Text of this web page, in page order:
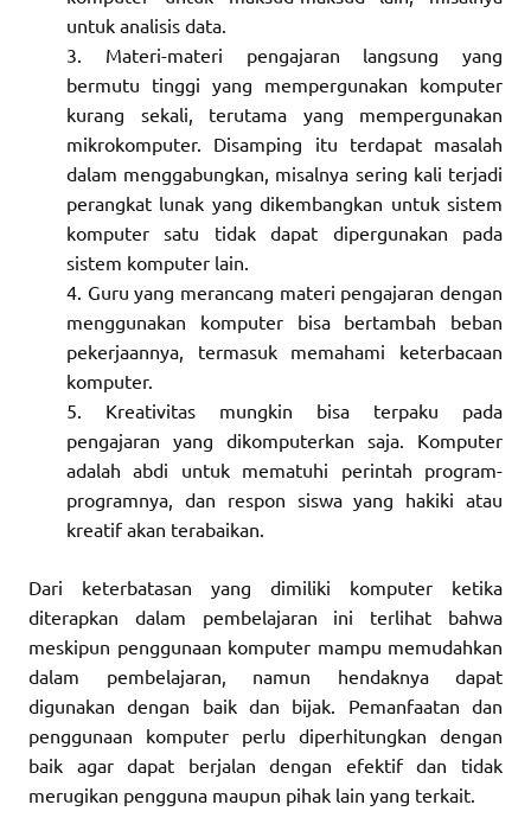
untuk analisis data.
Materi-materi pengajaran langsung yang
bermutu tinggi yang mempergunakan komputer
kurang sekali, terutama yang mempergunakan
mikrokomputer. Disamping itu terdapat masalah
dalam menggabungkan, misalnya sering kali terjadi
perangkat lunak yang dikembangkan untuk sistem
komputer satu tidak dapat dipergunakan pada
sistem komputer lain.
Guru yang merancang materi pengajaran dengan
menggunakan komputer bisa bertambah beban
pekerjaannya, termasuk memahami keterbacaan
komputer.
Kreativitas mungkin bisa terpaku pada
pengajaran yang dikomputerkan saja. Komputer
adalah abdi untuk mematuhi perintah program-
programnya, dan respon siswa yang hakiki atau
kreatif akan terabaikan.
Dari keterbatasan yang dimiliki komputer ketika
diterapkan dalam pembelajaran ini terlihat bahwa
meskipun penggunaan komputer mampu memudahkan
dalam pembelajaran, namun hendaknya dapat
digunakan dengan baik dan bijak. Pemanfaatan dan
penggunaan komputer perlu diperhitungkan dengan
baik agar dapat berjalan dengan efektif dan tidak
merugikan pengguna maupun pihak lain yang terkait.